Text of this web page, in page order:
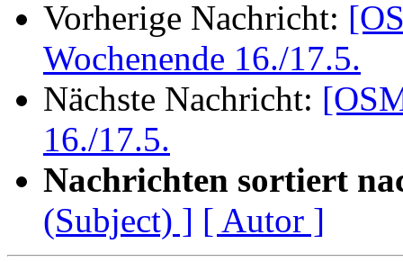
Vorherige Nachricht:
Wochenende 16./17.5.
Nächste Nachricht:
16./17.5.
Nachrichten sortiert
(Subject) ] [ Autor ]